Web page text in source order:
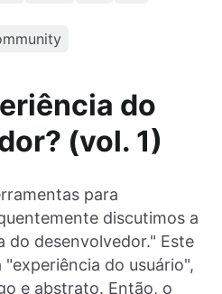
do
(vol. 1)
para
discutimos a
do desenvolvedor." Este
do usuário",
e abstrato. Então, o